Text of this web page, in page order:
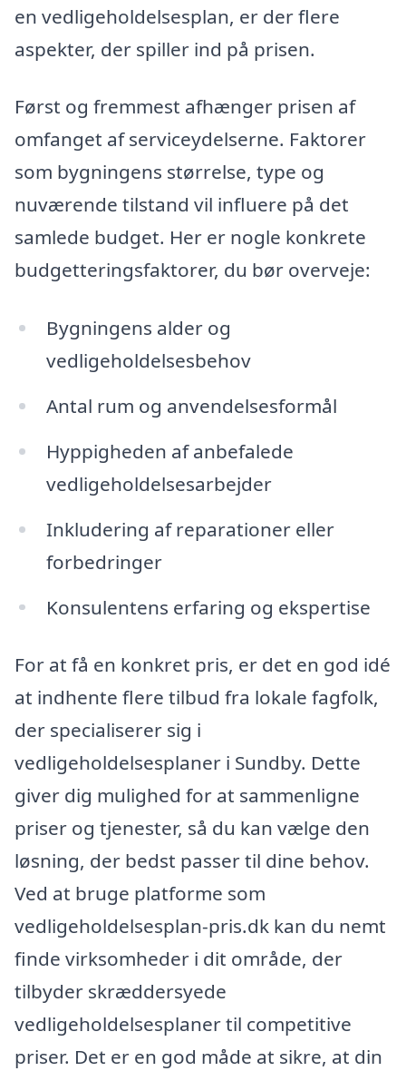
en vedligeholdelsesplan, er der flere
aspekter, der spiller ind på prisen.
Først og fremmest afhænger prisen af
omfanget af serviceydelserne. Faktorer
som bygningens størrelse, type og
nuværende tilstand vil influere på det
samlede budget. Her er nogle konkrete
budgetteringsfaktorer, du bør overveje:
Bygningens alder og
vedligeholdelsesbehov
Antal rum og anvendelsesformål
Hyppigheden af anbefalede
vedligeholdelsesarbejder
Inkludering af reparationer eller
forbedringer
Konsulentens erfaring og ekspertise
For at få en konkret pris, er det en god idé
at indhente flere tilbud fra lokale fagfolk,
der specialiserer sig i
vedligeholdelsesplaner i Sundby. Dette
giver dig mulighed for at sammenligne
priser og tjenester, så du kan vælge den
løsning, der bedst passer til dine behov.
Ved at bruge platforme som
vedligeholdelsesplan-pris.dk kan du nemt
finde virksomheder i dit område, der
tilbyder skræddersyede
vedligeholdelsesplaner til competitive
priser. Det er en god måde at sikre, at din